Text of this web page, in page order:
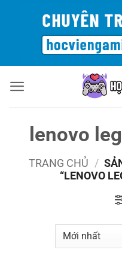
lenovo
TRANG CHỦ /
“LENOVO